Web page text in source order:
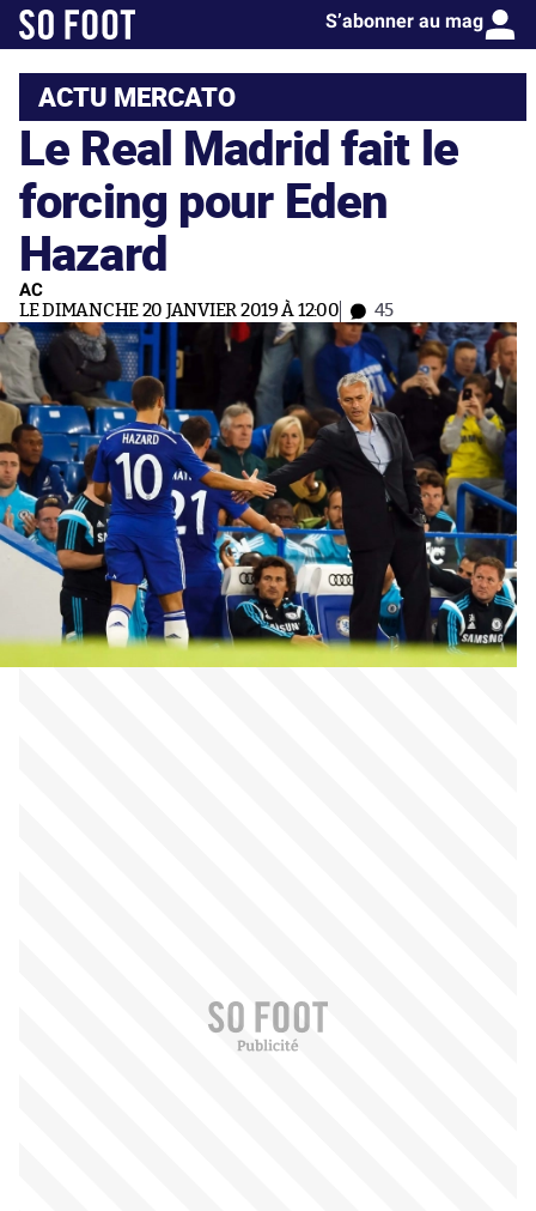
S’abonner au mag
ACTU MERCATO
Le Real Madrid fait le
forcing pour Eden
Hazard
AC
LE DIMANCHE 20 JANVIER 2019 À 12:00 45